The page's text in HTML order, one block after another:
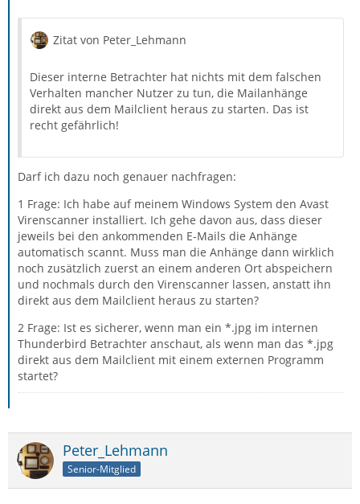
Zitat von Peter_Lehmann
Dieser interne Betrachter hat nichts mit dem falschen
Verhalten mancher Nutzer zu tun, die Mailanhänge
direkt aus dem Mailclient heraus zu starten. Das ist
recht gefährlich!
Darf ich dazu noch genauer nachfragen:
1 Frage: Ich habe auf meinem Windows System den Avast
Virenscanner installiert. Ich gehe davon aus, dass dieser
jeweils bei den ankommenden E-Mails die Anhänge
automatisch scannt. Muss man die Anhänge dann wirklich
noch zusätzlich zuerst an einem anderen Ort abspeichern
und nochmals durch den Virenscanner lassen, anstatt ihn
direkt aus dem Mailclient heraus zu starten?
2 Frage: Ist es sicherer, wenn man ein *.jpg im internen
Thunderbird Betrachter anschaut, als wenn man das *.jpg
direkt aus dem Mailclient mit einem externen Programm
startet?
Peter_Lehmann
Senior-Mitglied